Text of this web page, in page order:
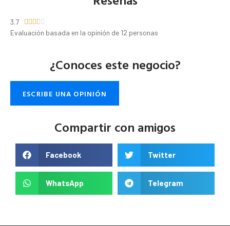
3.7     
Evaluación basada en la opinión de 12 personas
¿Conoces este negocio?
ESCRIBE UNA OPINIÓN
Compartir con amigos
Facebook Twitter
WhatsApp Telegram